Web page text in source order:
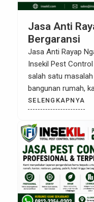
Jasa Anti
Bergaransi
Jasa Anti Rayap
Insekil Pest
salah satu
bangunan rumah,
komersial. Hama
dapat
bangunan tanpa
menggunakan
profesional sangat
SELENGKAPNYA